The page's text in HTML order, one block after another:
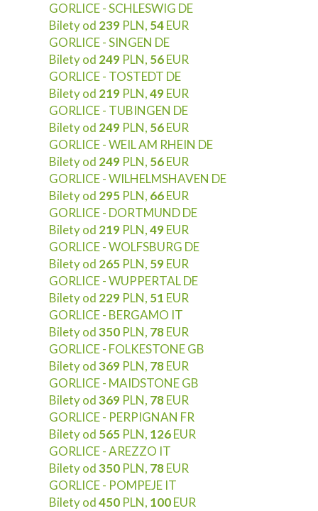
GORLICE - SCHLESWIG DE
Bilety od 239 PLN, 54EUR
GORLICE - SINGEN DE
Bilety od 249 PLN, 56EUR
GORLICE - TOSTEDT DE
Bilety od 219 PLN,49EUR
GORLICE - TUBINGEN DE
Bilety od 249 PLN, 56EUR
GORLICE - WEIL AM RHEIN DE
Bilety od 249 PLN, 56EUR
GORLICE - WILHELMSHAVEN DE
Bilety od 295 PLN, 66EUR
GORLICE - DORTMUND DE
Bilety od 219 PLN,49EUR
GORLICE - WOLFSBURG DE
Bilety od 265 PLN, 59EUR
GORLICE - WUPPERTAL DE
Bilety od 229 PLN, 51 EUR
GORLICE - BERGAMO IT
Bilety od350 PLN, 78EUR
GORLICE - FOLKESTONE GB
Bilety od369 PLN, 78EUR
GORLICE - MAIDSTONE GB
Bilety od369 PLN, 78EUR
GORLICE - PERPIGNAN FR
Bilety od 565 PLN, 126EUR
GORLICE - AREZZO IT
Bilety od350 PLN, 78EUR
GORLICE - POMPEJE IT
Bilety od450 PLN, 100EUR